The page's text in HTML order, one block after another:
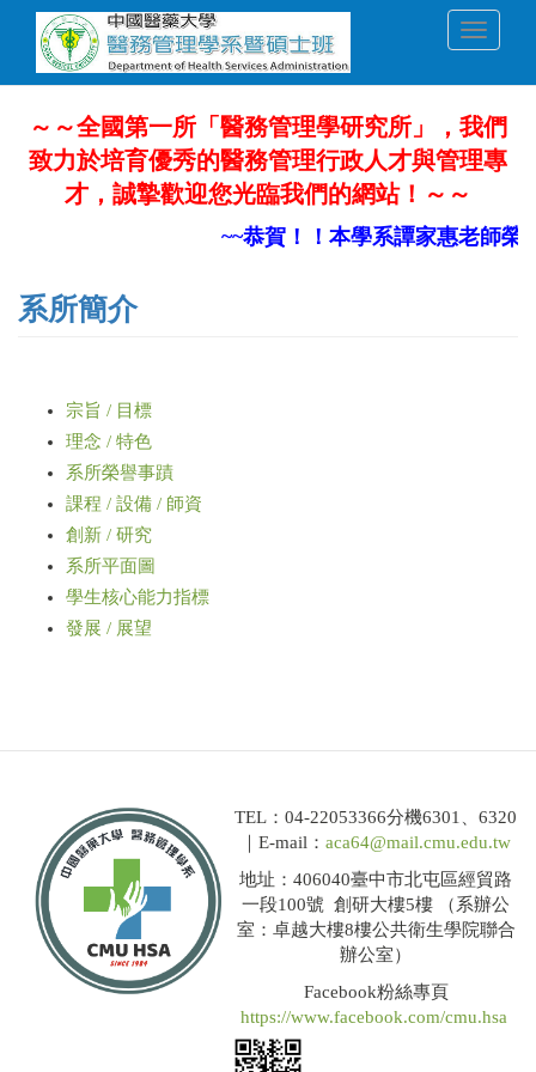
內
Toggle
～～全國第一所「醫務管理學研究所」，我們
致力於培育優秀的醫務管理行政人才與管理專
才，誠摯歡迎您光臨我們的網站！～～
~~恭賀！！本學系譚家惠老師榮
系所簡介
宗旨 / 目標
理念 / 特色
系所榮譽事蹟
課程 / 設備 / 師資
創新 / 研究
系所平面圖
學生核心能力指標
發展 / 展望
TEL：04-22053366分機6301、6320
｜E-mail： aca64@mail.cmu.edu.tw
地址：406040臺中市北屯區經貿路
一段100號 創研大樓5樓 （系辦公
室：卓越大樓8樓公共衛生學院聯合
辦公室）
Facebook粉絲專頁
https://www.facebook.com/cmu.hsa